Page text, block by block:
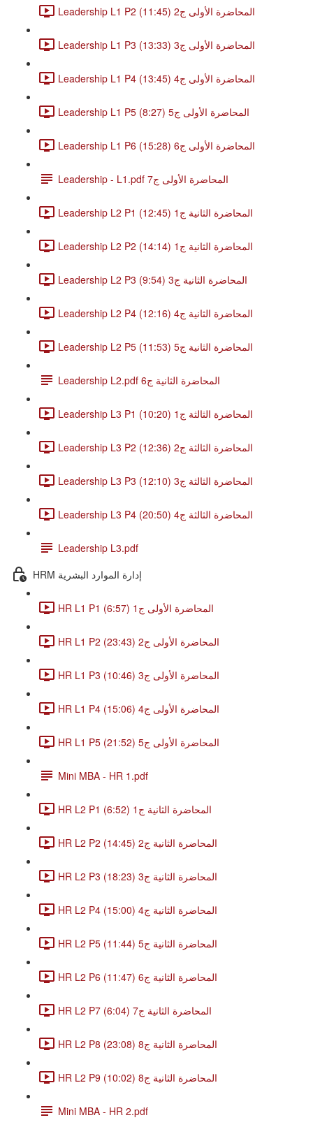
Leadership L1 P2 المحاضرة الأولى ج2 (11:45)
Leadership L1 P3 المحاضرة الأولى ج3 (13:33)
Leadership L1 P4 المحاضرة الأولى ج4 (13:45)
Leadership L1 P5 المحاضرة الأولى ج5 (8:27)
Leadership L1 P6 المحاضرة الأولى ج6 (15:28)
Leadership - L1.pdf المحاضرة الأولى ج7
Leadership L2 P1 المحاضرة الثانية ج1 (12:45)
Leadership L2 P2 المحاضرة الثانية ج1 (14:14)
Leadership L2 P3 المحاضرة الثانية ج3 (9:54)
Leadership L2 P4 المحاضرة الثانية ج4 (12:16)
Leadership L2 P5 المحاضرة الثانية ج5 (11:53)
Leadership L2.pdf المحاضرة الثانية ج6
Leadership L3 P1 المحاضرة الثالثة ج1 (10:20)
Leadership L3 P2 المحاضرة الثالثة ج2 (12:36)
Leadership L3 P3 المحاضرة الثالثة ج3 (12:10)
Leadership L3 P4 المحاضرة الثالثة ج4 (20:50)
Leadership L3.pdf
HRM إدارة الموارد البشرية
HR L1 P1 المحاضرة الأولى ج1 (6:57)
HR L1 P2 المحاضرة الأولى ج2 (23:43)
HR L1 P3 المحاضرة الأولى ج3 (10:46)
HR L1 P4 المحاضرة الأولى ج4 (15:06)
HR L1 P5 المحاضرة الأولى ج5 (21:52)
Mini MBA - HR 1.pdf
HR L2 P1 المحاضرة الثانية ج1 (6:52)
HR L2 P2 المحاضرة الثانية ج2 (14:45)
HR L2 P3 المحاضرة الثانية ج3 (18:23)
HR L2 P4 المحاضرة الثانية ج4 (15:00)
HR L2 P5 المحاضرة الثانية ج5 (11:44)
HR L2 P6 المحاضرة الثانية ج6 (11:47)
HR L2 P7 المحاضرة الثانية ج7 (6:04)
HR L2 P8 المحاضرة الثانية ج8 (23:08)
HR L2 P9 المحاضرة الثانية ج8 (10:02)
Mini MBA - HR 2.pdf